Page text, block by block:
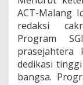
ACT-Malang
redaksi
Program
prasejahtera
dedikasi
bangsa.